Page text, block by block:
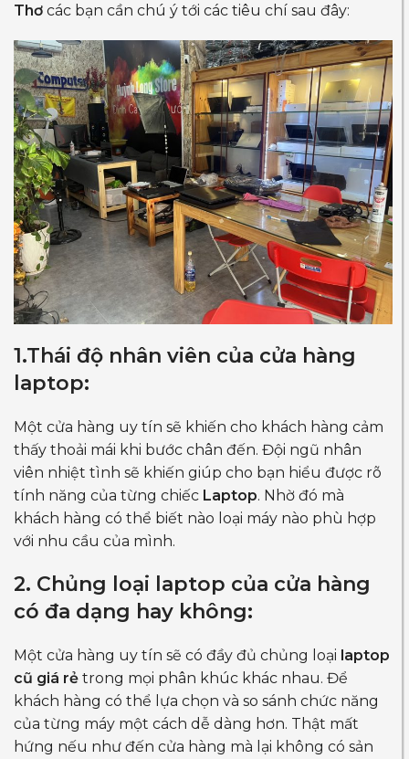
Thơ các bạn cần chú ý tới các tiêu chí sau đây:
1.Thái độ nhân viên của cửa hàng
laptop:
Một cửa hàng uy tín sẽ khiến cho khách hàng cảm
thấy thoải mái khi bước chân đến. Đội ngũ nhân
viên nhiệt tình sẽ khiến giúp cho bạn hiểu được rõ
tính năng của từng chiếc Laptop. Nhờ đó mà
khách hàng có thể biết nào loại máy nào phù hợp
với nhu cầu của mình.
2. Chủng loại laptop của cửa hàng
có đa dạng hay không:
Một cửa hàng uy tín sẽ có đầy đủ chủng loại laptop
cũ giá rẻ trong mọi phân khúc khác nhau. Để
khách hàng có thể lựa chọn và so sánh chức năng
của từng máy một cách dễ dàng hơn. Thật mất
hứng nếu như đến cửa hàng mà lại không có sản